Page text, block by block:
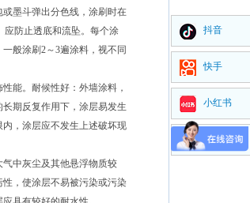
墨斗弹出分色线，涂刷时在
应防止透底和流坠。每个涂
般涂刷2～3遍涂料，视不同
能。耐候性好：外墙涂料，
期反复作用下，涂层易发生
，涂层应不发生上述破坏现
中灰尘及其他悬浮物质较
，使涂层不易被污染或污染
抖音
快手
小红书
视频号